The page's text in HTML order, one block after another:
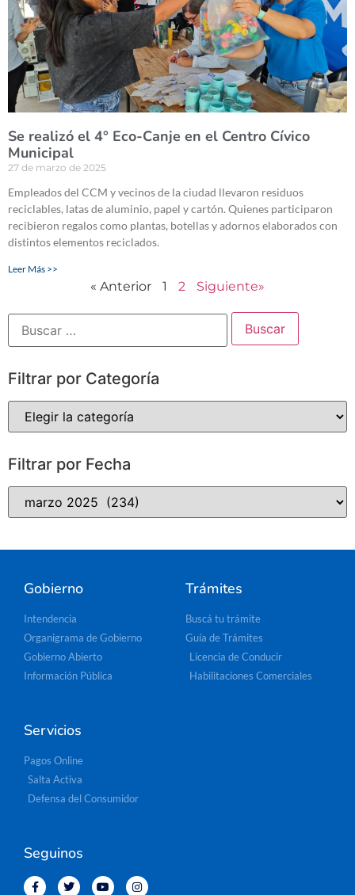
Se realizó el 4° Eco-Canje en el Centro Cívico
Municipal
27 de marzo de 2025
Empleados del CCM y vecinos de la ciudad llevaron residuos
reciclables, latas de aluminio, papel y cartón. Quienes participaron
recibieron regalos como plantas, botellas y adornos elaborados con
distintos elementos reciclados.
Leer Más >>
« Anterior 1 2 Siguiente»
Filtrar por Categoría
Filtrar por Fecha
Gobierno
Intendencia
Organigrama de Gobierno
Gobierno Abierto
Información Pública
Trámites
Buscá tu trámite
Guía de Trámites
Licencia de Conducir
Habilitaciones Comerciales
Servicios
Pagos Online
Salta Activa
Defensa del Consumidor
Seguinos